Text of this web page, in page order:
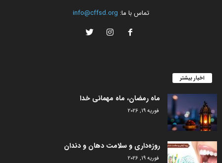
تماس با ما: info@cffsd.org
اخبار بیشتر
ماه رمضان، ماه مهمانی خدا
فوریه 19, 2026
روزه‌داری و سلامت دهان و دندان
فوریه 19, 2026